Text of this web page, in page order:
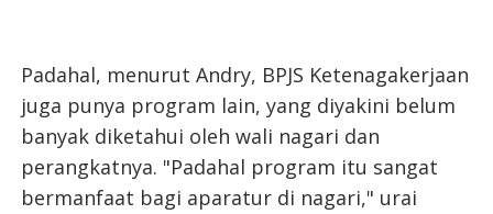
Padahal, menurut Andry, BPJS Ketenagakerjaan
juga punya program lain, yang diyakini belum
banyak diketahui oleh wali nagari dan
perangkatnya. "Padahal program itu sangat
bermanfaat bagi aparatur di nagari," urai